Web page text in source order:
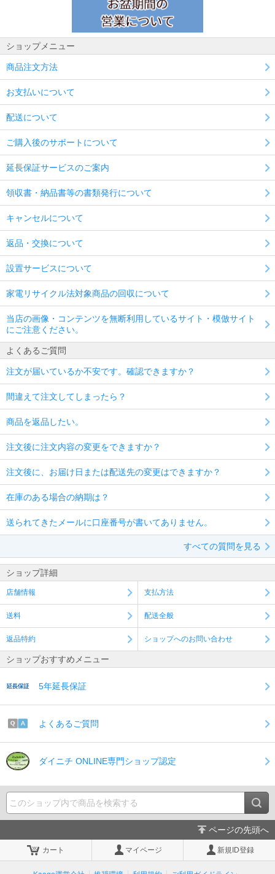
ショップメニュー
商品注文方法
お支払いについて
配送について
ご購入後のサポートについて
延長保証サービスのご案内
領収書・納品書等の書類発行について
キャンセルについて
返品・交換について
設置サービスについて
家電リサイクル法対象商品の回収について
当店の画像・コンテンツを無断利用しているサイト・模倣サイト
にご注意ください。
よくあるご質問
注文が届いているか不安です。確認できますか？
間違えて注文してしまったら？
商品を返品したい。
注文後に注文内容の変更をできますか？
注文後に、お届け日または配送先の変更はできますか？
在庫のある場合の納期は？
送られてきたメールに口座番号が書いてありません。
すべての質問を見る
ショップ詳細
店舗情報 支払方法
送料 配送全般
返品特約 ショップへのお問い合わせ
ショップおすすめメニュー
5年延長保証
よくあるご質問
ダイニチ ONLINE専門ショップ認定
ページの先頭へ
カート マイページ 新規ID登録